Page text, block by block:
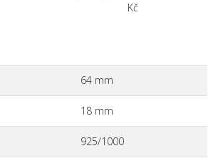
Kč
64 mm
18 mm
925/1000